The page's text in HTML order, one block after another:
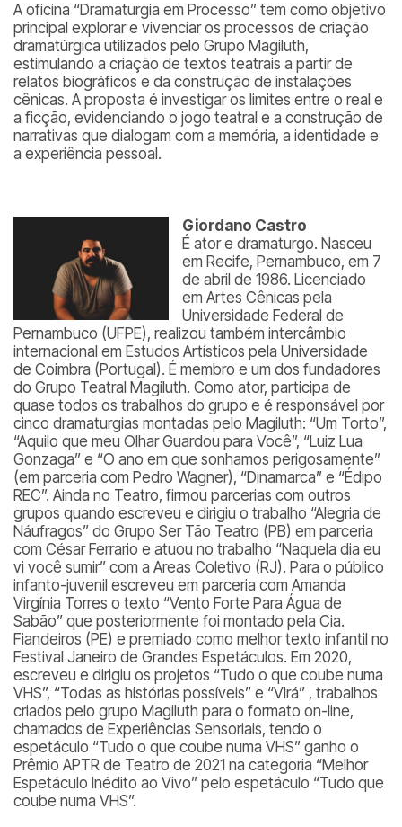
A oficina “Dramaturgia em Processo” tem como objetivo
principal explorar e vivenciar os processos de criação
dramatúrgica utilizados pelo Grupo Magiluth,
estimulando a criação de textos teatrais a partir de
relatos biográficos e da construção de instalações
cênicas. A proposta é investigar os limites entre o real e
a ficção, evidenciando o jogo teatral e a construção de
narrativas que dialogam com a memória, a identidade e
a experiência pessoal.
Giordano Castro
É ator e dramaturgo. Nasceu
em Recife, Pernambuco, em 7
de abril de 1986. Licenciado
em Artes Cênicas pela
Universidade Federal de
Pernambuco (UFPE), realizou também intercâmbio
internacional em Estudos Artísticos pela Universidade
de Coimbra (Portugal). É membro e um dos fundadores
do Grupo Teatral Magiluth. Como ator, participa de
quase todos os trabalhos do grupo e é responsável por
cinco dramaturgias montadas pelo Magiluth: “Um Torto”,
“Aquilo que meu Olhar Guardou para Você”, “Luiz Lua
Gonzaga” e “O ano em que sonhamos perigosamente”
(em parceria com Pedro Wagner), “Dinamarca” e “Édipo
REC”. Ainda no Teatro, firmou parcerias com outros
grupos quando escreveu e dirigiu o trabalho “Alegria de
Náufragos” do Grupo Ser Tão Teatro (PB) em parceria
com César Ferrario e atuou no trabalho “Naquela dia eu
vi você sumir” com a Areas Coletivo (RJ). Para o público
infanto-juvenil escreveu em parceria com Amanda
Virgínia Torres o texto “Vento Forte Para Água de
Sabão” que posteriormente foi montado pela Cia.
Fiandeiros (PE) e premiado como melhor texto infantil no
Festival Janeiro de Grandes Espetáculos. Em 2020,
escreveu e dirigiu os projetos “Tudo o que coube numa
VHS”, “Todas as histórias possíveis” e “Virá” , trabalhos
criados pelo grupo Magiluth para o formato on-line,
chamados de Experiências Sensoriais, tendo o
espetáculo “Tudo o que coube numa VHS” ganho o
Prêmio APTR de Teatro de 2021 na categoria “Melhor
Espetáculo Inédito ao Vivo” pelo espetáculo “Tudo que
coube numa VHS”.